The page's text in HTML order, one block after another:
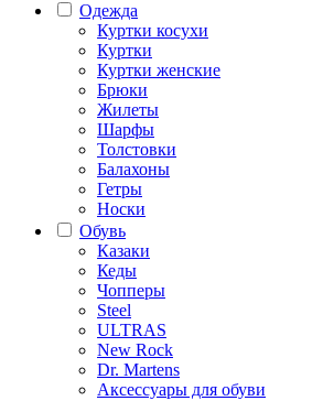
Одежда
Куртки косухи
Куртки
Куртки женские
Брюки
Жилеты
Шарфы
Толстовки
Балахоны
Гетры
Носки
Обувь
Казаки
Кеды
Чопперы
Steel
ULTRAS
New Rock
Dr. Martens
Аксессуары для обуви